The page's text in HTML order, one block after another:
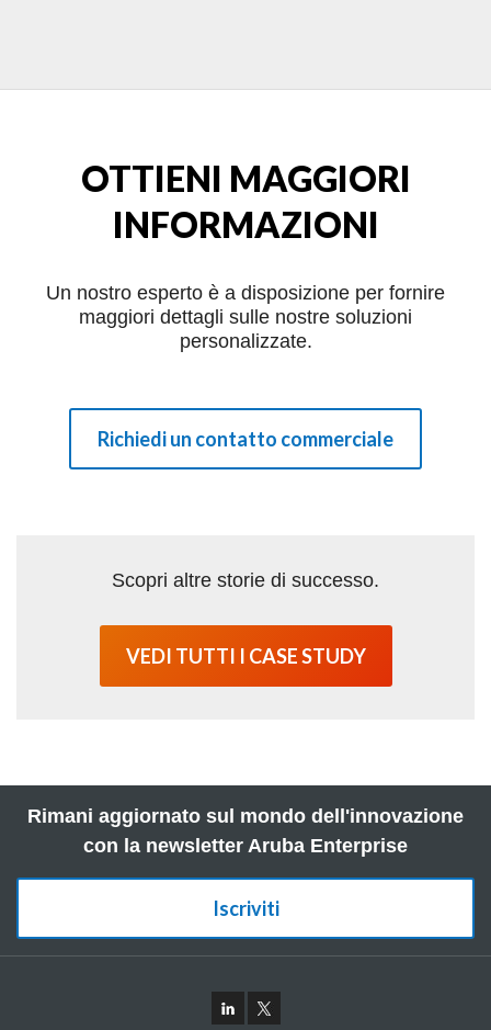
OTTIENI MAGGIORI
INFORMAZIONI
Un nostro esperto è a disposizione per fornire
maggiori dettagli sulle nostre soluzioni
personalizzate.
Richiedi un contatto commerciale
Scopri altre storie di successo.
VEDI TUTTI I CASE STUDY
Rimani aggiornato sul mondo dell'innovazione
con la newsletter Aruba Enterprise
Iscriviti